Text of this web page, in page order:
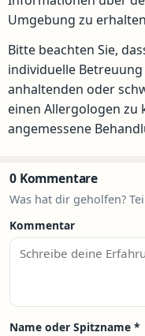
Umgebung zu
Bitte beachten Sie,
individuelle
anhaltenden oder
einen Allergologen zu
angemessene
0 Kommentare
Was hat dir geholfen?
Kommentar
Name oder Spitzname *